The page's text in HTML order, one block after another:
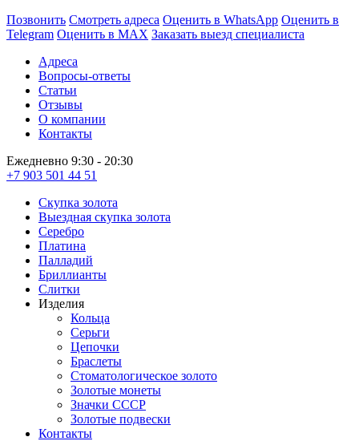
Позвонить Смотреть адреса Оценить в WhatsApp Оценить в
Telegram Оценить в MAX Заказать выезд специалиста
Адреса
Вопросы-ответы
Статьи
Отзывы
О компании
Контакты
Ежедневно 9:30 - 20:30
+7 903 501 44 51
Скупка золота
Выездная скупка золота
Серебро
Платина
Палладий
Бриллианты
Слитки
Изделия
Кольца
Серьги
Цепочки
Браслеты
Стоматологическое золото
Золотые монеты
Значки СССР
Золотые подвески
Контакты